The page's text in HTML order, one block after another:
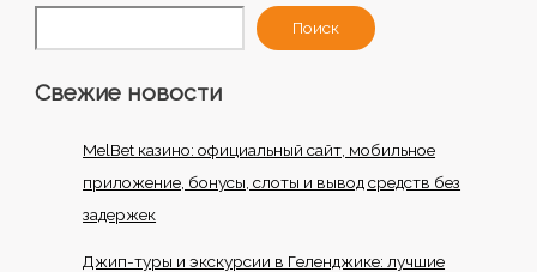
Поиск
Свежие новости
MelBet казино: официальный сайт, мобильное
приложение, бонусы, слоты и вывод средств без
задержек
Джип-туры и экскурсии в Геленджике: лучшие